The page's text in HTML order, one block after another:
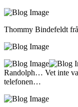
Thommy Bindefeldt
Randolph… Vet inte
telefonen…